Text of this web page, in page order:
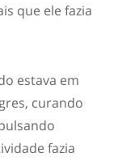
que ele fazia
estava em
curando
fazia